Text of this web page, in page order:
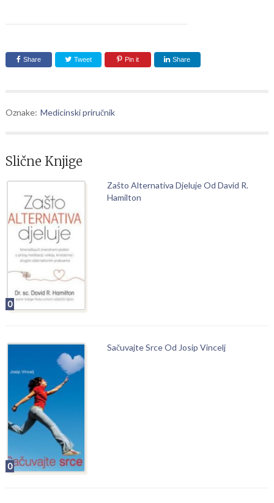
Share Tweet Pin it Share
Oznake: Medicinski priručnik
Slične Knjige
0
Zašto Alternativa Djeluje Od David R.
Hamilton
0
Sačuvajte Srce Od Josip Vincelj